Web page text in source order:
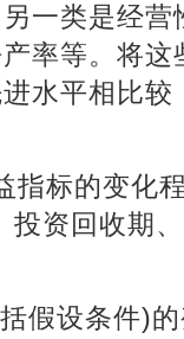
一类是经
率等。将
水平相比
指标的变化
投资回收期
假设条件)